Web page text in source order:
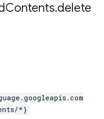
Contents.delete
/*}